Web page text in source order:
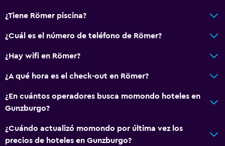
¿Tiene Römer piscina?
¿Cuál es el número de teléfono de Römer?
¿Hay wifi en Römer?
¿A qué hora es el check-out en Römer?
¿En cuántos operadores busca momondo hoteles en
Gunzburgo?
¿Cuándo actualizó momondo por última vez los
precios de hoteles en Gunzburgo?